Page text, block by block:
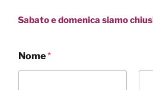
Sabato e domenica siamo
Nome*